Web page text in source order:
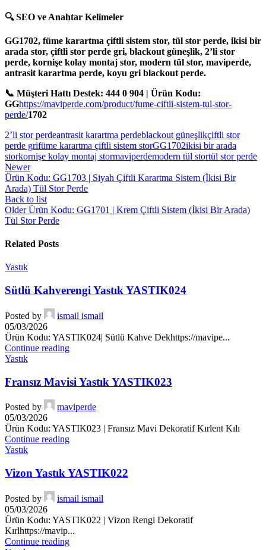
🔍 SEO ve Anahtar Kelimeler
GG1702, füme karartma çiftli sistem stor, tül stor perde, ikisi bir
arada stor, çiftli stor perde gri, blackout güneşlik, 2’li stor
perde, kornişe kolay montaj stor, modern tül stor, maviperde,
antrasit karartma perde, koyu gri blackout perde.
📞 Müşteri Hattı Destek: 444 0 904 | Ürün Kodu:
GGhttps://maviperde.com/product/fume-ciftli-sistem-tul-stor-
perde/1702
2’li stor perdeantrasit karartma perdeblackout güneşlikçiftli stor
perde grifüme karartma çiftli sistem storGG1702ikisi bir arada
storkornişe kolay montaj stormaviperdemodern tül stortül stor perde
Newer
Ürün Kodu: GG1703 | Siyah Çiftli Karartma Sistem (İkisi Bir
Arada) Tül Stor Perde
Back to list
Older Ürün Kodu: GG1701 | Krem Çiftli Sistem (İkisi Bir Arada)
Tül Stor Perde
Related Posts
Yastık
Sütlü Kahverengi Yastık YASTIK024
Posted by
ismail ismail
05/03/2026
Ürün Kodu: YASTIK024| Sütlü Kahve Dekhttps://mavipe...
Continue reading
Yastık
Fransız Mavisi Yastık YASTIK023
Posted by
maviperde
05/03/2026
Ürün Kodu: YASTIK023 | Fransız Mavi Dekoratif Kırlent Kılı
Continue reading
Yastık
Vizon Yastık YASTIK022
Posted by
ismail ismail
05/03/2026
Ürün Kodu: YASTIK022 | Vizon Rengi Dekoratif
Kırlhttps://mavip...
Continue reading